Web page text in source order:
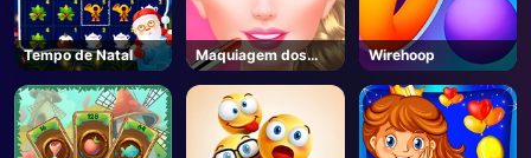
Tempo de Natal
Maquiagem dos
olhos sonhados
Wirehoop